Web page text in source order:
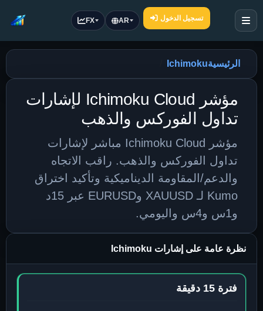
FX AR تسجيل الدخول
الرئيسيةIchimoku
مؤشر Ichimoku Cloud لإشارات
تداول الفوركس والذهب
مؤشر Ichimoku Cloud مباشر لإشارات
تداول الفوركس والذهب. راقب الاتجاه
والدعم/المقاومة الديناميكية وتأكيد اختراق
Kumo لـ XAUUSD وEURUSD عبر 15د
و1س و4س واليومي.
نظرة عامة على إشارات Ichimoku
فترة 15 دقيقة